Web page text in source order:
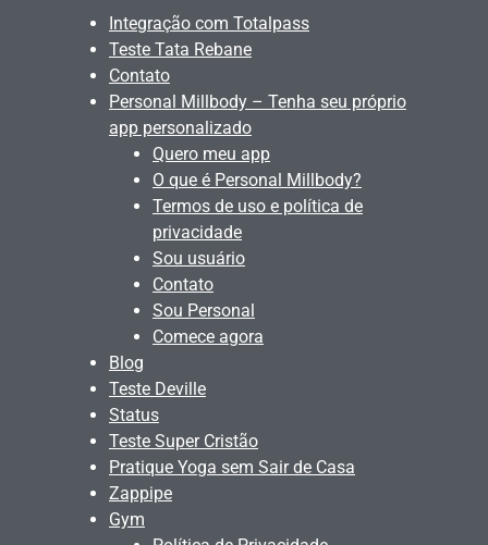
Integração com Totalpass
Teste Tata Rebane
Contato
Personal Millbody – Tenha seu próprio
app personalizado
Quero meu app
O que é Personal Millbody?
Termos de uso e política de
privacidade
Sou usuário
Contato
Sou Personal
Comece agora
Blog
Teste Deville
Status
Teste Super Cristão
Pratique Yoga sem Sair de Casa
Zappipe
Gym